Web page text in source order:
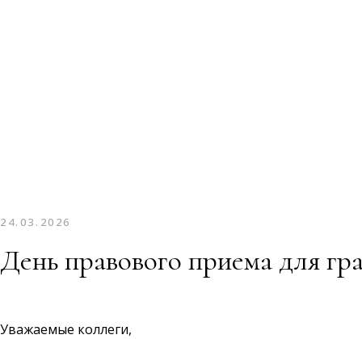
24.03.2026
День правового приема для
Уважаемые коллеги,